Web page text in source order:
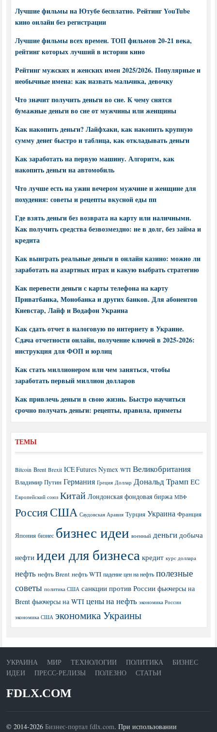
Лучшие фильмы на Ютубе бесплатно. Рейтинг YouTube
кино онлайн без регистрации
Лучшие фильмы всех времен. ТОП фильмов 20-21 века,
рейтинг которых лучший в истории кино
Рейтинг мужских и женских имен 2025/2026. Популярные и
необычные имена: как назвать мальчика, девочку
Что значит получить деньги во сне. К чему снятся
бумажные деньги во сне от мужчины или женщины
Как накопить деньги? Лайфхаки, как накопить крупную
сумму денег быстро и таблица, как откладывать деньги
Как заработать на первую машину. Алгоритм, как
накопить деньги на автомобиль
Что лучше есть на ужин вечером мужчине и женщине для
похудения: советы и рецепты вкусной еды пп
Где взять деньги без возврата на карту или наличными.
Как получить средства безвозмездно: не в долг, без займа и
кредита
Как выиграть реальные деньги в онлайн казино: можно ли
заработать на азартных играх и какую выбрать стратегию
Как перевести деньги с карты телефона на карту
Приватбанка, Монобанка и других банков. Для абонентов
Киевстар, Лайф и Водафон Украина
Как сдать отчет в налоговую по интернету в Украине.
Сдача отчетности онлайн, получение ключей в 2025-2026:
инструкция для ФОП и юрлиц
Как стать миллионером или чем заняться, чтобы
заработать первый миллион долларов
Как привлечь деньги в свою жизнь. Быстро научиться
срочно получать деньги: рецепты, правила, приметы
ТЕМЫ
Bitcoin Brent Brexit ICE Futures Nymex WTI Великобритания
Владимир Путин Германия Греция Доллар Дональд Трамп ЕС
Европейский союз Китай Лондонская фондовая биржа МВФ
РоссияСША Саудовская Аравия Турция Украина Франция
Япония бизнес бизнес идеи военный деньги добыча
нефти идеи для бизнеса кредит курс доллара
нефть нефть Brent нефть WTI падение цен на нефть полезные
советы политика США санкции против России фьючерсы на
Brent фьючерсы на WTI цены на нефть экономика России
экономика США экономика Украины
УКРАИНА МИР ТЕХНОЛОГИИ ПОЛИТИКА
БИЗНЕС
ИДЕИ
ПРЕСС-РЕЛИЗЫ ПОЛЕЗНО СТАТЬИ
FDLX.COM
© 2014-2026Бизнес-портал fdlx.com. При использовании